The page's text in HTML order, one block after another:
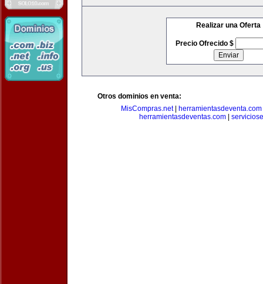
Realizar una Oferta
Precio Ofrecido $
Otros dominios en venta:
MisCompras.net| herramientasdeventa.com
herramientasdeventas.com|